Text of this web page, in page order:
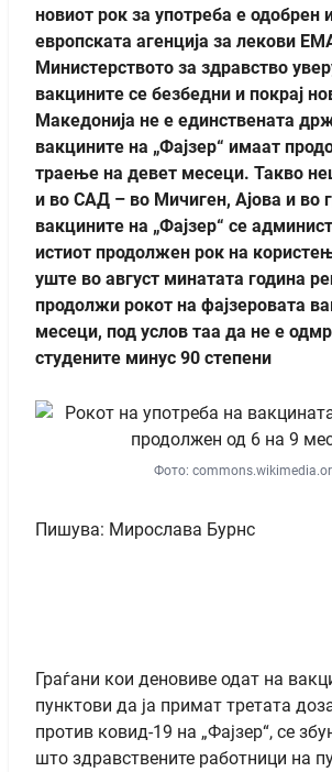
новиот рок за употреба е одобрен
европската агенција за лекови
Министерството за здравство
вакцините се безбедни и покрај
Македонија не е единствената
вакцините на „Фајзер“ имаат
траење на девет месеци. Такво
и во САД – во Мичиген, Ајова и во
вакцините на „Фајзер“ се
истиот продолжен рок на
уште во август минатата година
продолжи рокот на фајзеровата
месеци, под услов таа да не е
студените минус 90 степени
Фото:
Пишува: Мирослава Бурнс
Граѓани кои деновиве одат на
пунктови да ја примат третата
против ковид-19 на „Фајзер“, се
што здравствените работници на